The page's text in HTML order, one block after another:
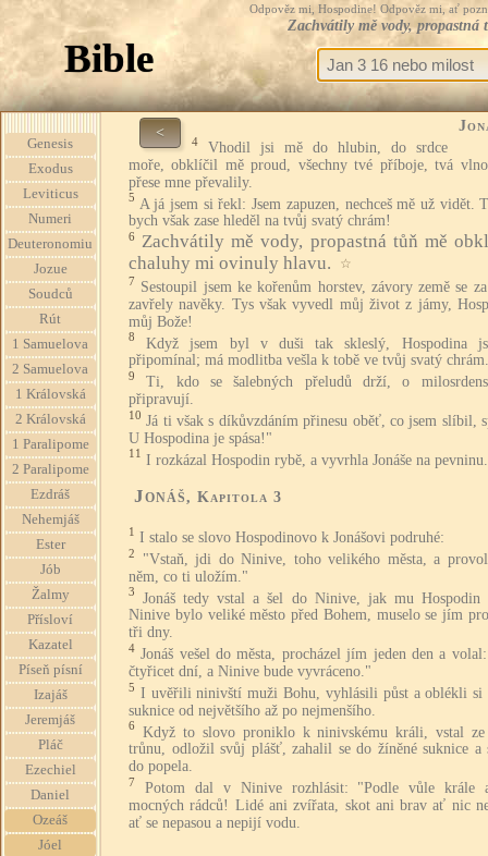
Odpověz mi, Hospodine! Odpověz mi, ať
Zachvátily mě vody,
Bible
Genesis
Exodus
Leviticus
Numeri
Deuteronomiu
Jozue
Soudců
Rút
1 Samuelova
2 Samuelova
1 Královská
2 Královská
1 Paralipome
2 Paralipome
Ezdráš
Nehemjáš
Ester
Jób
Žalmy
Přísloví
Kazatel
Píseň písní
Izajáš
Jeremjáš
Pláč
Ezechiel
Daniel
Ozeáš
Jóel
<
4
Vhodil jsi mě do hlubin, do srdce
moře, obklíčil mě proud, všechny tvé příboje, tvá
přese mne převalily.
5 A já jsem si řekl: Jsem zapuzen, nechceš mě už vidět.
bych však zase hleděl na tvůj svatý chrám!
6 Zachvátily mě vody, propastná tůň mě
chaluhy mi ovinuly hlavu.
☆
7 Sestoupil jsem ke kořenům horstev, závory země se
zavřely navěky. Tys však vyvedl můj život z jámy,
můj Bože!
8
Když jsem byl v duši tak skleslý, Hospodina
připomínal; má modlitba vešla k tobě ve tvůj svatý chrám.
9
Ti, kdo se šalebných přeludů drží, o
připravují.
10 Já ti však s díkůvzdáním přinesu oběť, co jsem slíbil,
U Hospodina je spása!"
11 I rozkázal Hospodin rybě, a vyvrhla Jonáše na pevninu.
Jonáš, Kapitola 3
1 I stalo se slovo Hospodinovo k Jonášovi podruhé:
2
"Vstaň, jdi do Ninive, toho velikého města, a
něm, co ti uložím."
3
Jonáš tedy vstal a šel do Ninive, jak mu Hospodin
Ninive bylo veliké město před Bohem, muselo se jím
tři dny.
4 Jonáš vešel do města, procházel jím jeden den a volal:
čtyřicet dní, a Ninive bude vyvráceno."
5 I uvěřili ninivští muži Bohu, vyhlásili půst a oblékli si
suknice od největšího až po nejmenšího.
6
Když to slovo proniklo k ninivskému králi, vstal ze
trůnu, odložil svůj plášť, zahalil se do žíněné suknice a
do popela.
7
Potom dal v Ninive rozhlásit: "Podle vůle krále
mocných rádců! Lidé ani zvířata, skot ani brav ať nic
ať se nepasou a nepijí vodu.